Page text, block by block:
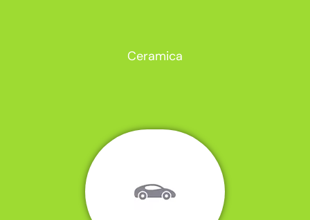
Ceramica